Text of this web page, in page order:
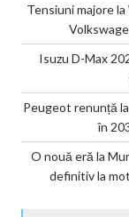
Tensiuni majore
Isuzu D-Max
Peugeot renunță
în
O nouă eră la
definitiv la